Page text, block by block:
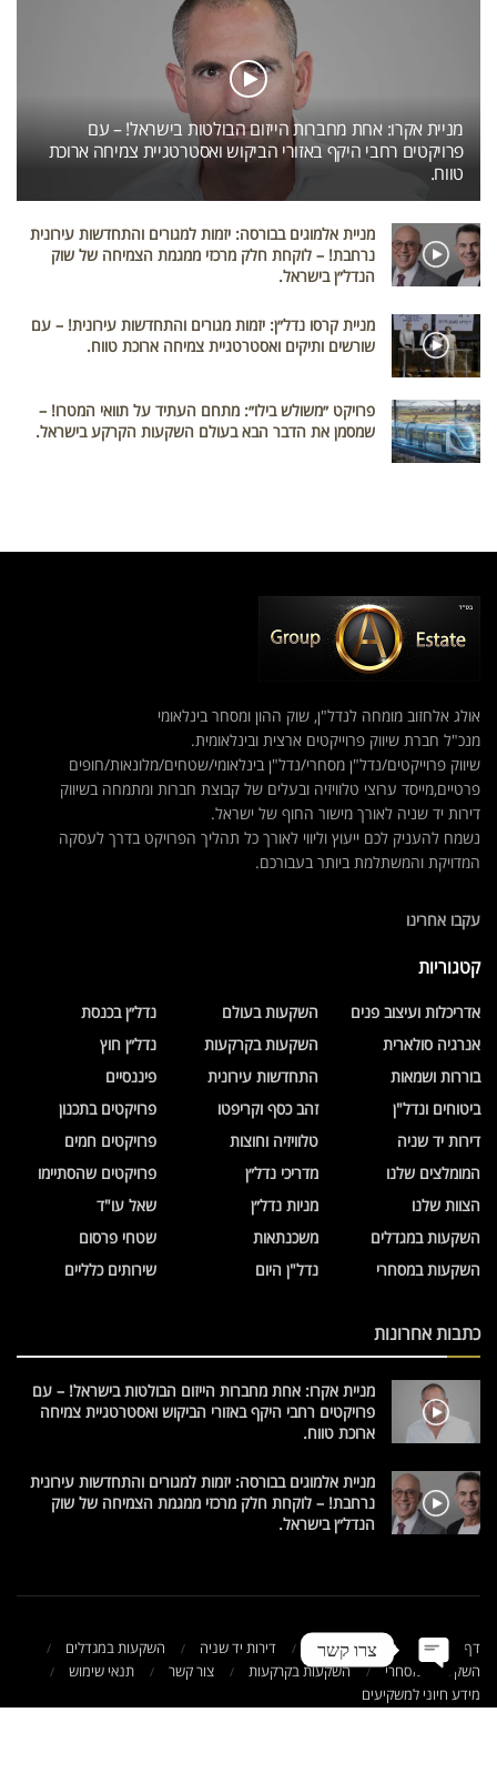
מניית אקרו: אחת מחברות הייזום הבולטות בישראל! – עם
פרויקטים רחבי היקף באזורי הביקוש ואסטרטגיית צמיחה ארוכת
טווח.
מניית אלמוגים בבורסה: יזמות למגורים והתחדשות עירונית
נרחבת! – לוקחת חלק מרכזי ממגמת הצמיחה של שוק
הנדל״ן בישראל.
מניית קרסו נדל״ן: יזמות מגורים והתחדשות עירונית! – עם
שורשים ותיקים ואסטרטגיית צמיחה ארוכת טווח.
פרויקט ״משולש בילו״: מתחם העתיד על תוואי המטרו! –
שמסמן את הדבר הבא בעולם השקעות הקרקע בישראל.
אולג אלחזוב מומחה לנדל"ן, שוק ההון ומסחר בינלאומי
מנכ"ל חברת שיווק פרוייקטים ארצית ובינלאומית.
שיווק פרוייקטים/נדל"ן מסחרי/נדל"ן בינלאומי/שטחים/מלונאות/חופים
פרטיים,מייסד ערוצי טלוויזיה ובעלים של קבוצת חברות ומתמחה בשיווק
דירות יד שניה לאורך מישור החוף של ישראל.
נשמח להעניק לכם ייעוץ וליווי לאורך כל תהליך הפרויקט בדרך לעסקה
המדויקת והמשתלמת ביותר בעבורכם.
עקבו אחרינו
קטגוריות
אדריכלות ועיצוב פנים
אנרגיה סולארית
בוררות ושמאות
ביטוחים ונדל"ן
דירות יד שניה
המומלצים שלנו
הצוות שלנו
השקעות במגדלים
השקעות במסחרי
השקעות בעולם
השקעות בקרקעות
התחדשות עירונית
זהב כסף וקריפטו
טלוויזיה וחוצות
מדריכי נדל״ן
מניות נדל״ן
משכנתאות
נדל"ן היום
נדל״ן בכנסת
נדל״ן חוץ
פיננסיים
פרויקטים בתכנון
פרויקטים חמים
פרויקטים שהסתיימו
שאל עו"ד
שטחי פרסום
שירותים כלליים
כתבות אחרונות
מניית אקרו: אחת מחברות הייזום הבולטות בישראל! – עם
פרויקטים רחבי היקף באזורי הביקוש ואסטרטגיית צמיחה
ארוכת טווח.
מניית אלמוגים בבורסה: יזמות למגורים והתחדשות עירונית
נרחבת! – לוקחת חלק מרכזי ממגמת הצמיחה של שוק
הנדל״ן בישראל.
דף הבית השקעות בעולם דירות יד שניה
השקעות במגדלים
השקעות במסחרי
השקעות בקרקעות צור קשר
תנאי שימוש
מידע חיוני למשקיעים
צרו קשר